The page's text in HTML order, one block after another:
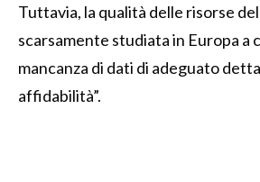
Tuttavia, la qualità delle risorse
scarsamente studiata in Europa a
mancanza di dati di adeguato
affidabilità”.